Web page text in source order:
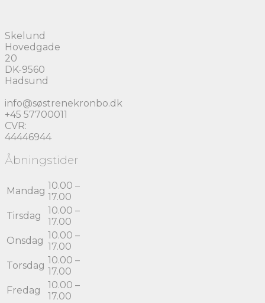
Skelund
Hovedgade
20
DK-9560
Hadsund
info@søstrenekronbo.dk
+45 57700011
CVR:
44446944
Åbningstider
Mandag 10.00 –
17.00
Tirsdag
10.00 –
17.00
Onsdag 10.00 –
17.00
Torsdag 10.00 –
17.00
Fredag
10.00 –
17.00